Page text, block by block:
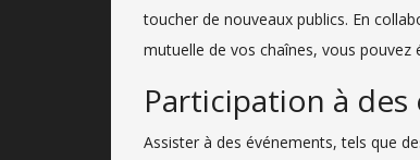
toucher de nouveaux publics. En
mutuelle de vos chaînes, vous
Participation à
Assister à des événements, tels que